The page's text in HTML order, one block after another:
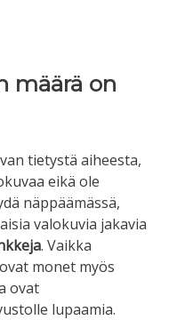
määrä on
tietystä aiheesta,
eikä ole
näppäämässä,
valokuvia jakavia
. Vaikka
monet myös
ovat
lupaamia.